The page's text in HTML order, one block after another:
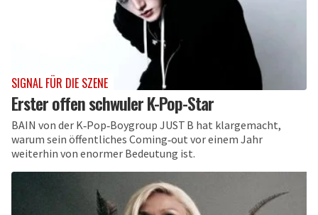
SIGNAL FÜR DIE SZENE
Erster offen schwuler K-Pop-Star
BAIN von der K‑Pop‑Boygroup JUST B hat klargemacht,
warum sein öffentliches Coming‑out vor einem Jahr
weiterhin von enormer Bedeutung ist.